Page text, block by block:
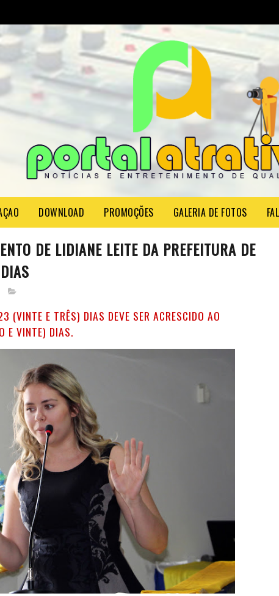
DOWNLOAD PROMOÇÕES GALERIA DE FOTOS
DE LIDIANE LEITE DA PREFEITURA DE
(VINTE E TRÊS) DIAS DEVE SER ACRESCIDO AO
E VINTE) DIAS.